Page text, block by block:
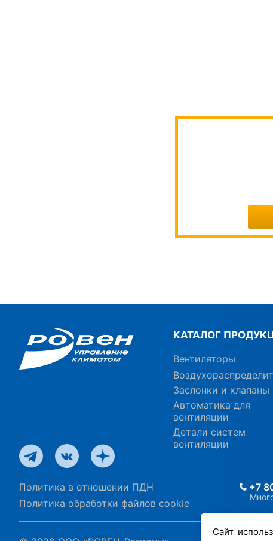
Сайт
КАТАЛОГ
Вентиляторы
Заслонки и клапаны
Автоматика для
вентиляции
Детали систем
вентиляции
Политика в отношении ПДН
Политика обработки файлов cookie
+7